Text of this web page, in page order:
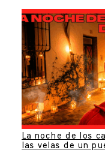
La noche de los
las velas de un